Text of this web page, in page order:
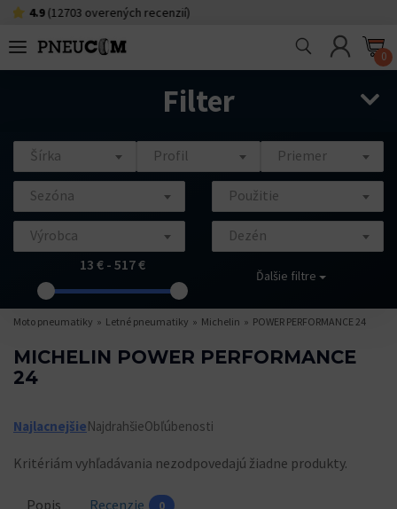
overených recenzií)
0
Filter
Šírka Profil Priemer
Sezóna Použitie
Výrobca
Dezén
13 € - 517 €
Ďalšie filtre
Moto pneumatiky Letné pneumatiky Michelin POWER PERFORMANCE 24
MICHELIN POWER PERFORMANCE
24
NajlacnejšieNajdrahšieObľúbenosti
Kritériám vyhľadávania nezodpovedajú žiadne produkty.
Popis Recenzie